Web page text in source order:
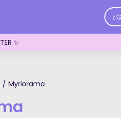
✨
/ Myriorama